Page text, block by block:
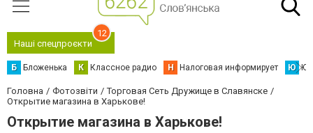
Наші спецпроєкти
12
Б Бложенька К Классное радио Н Налоговая информирует Ю
Головна Фотозвіти
Торговая Сеть Дружище в Славянске
Открытие магазина в Харькове!
Открытие магазина в Харькове!